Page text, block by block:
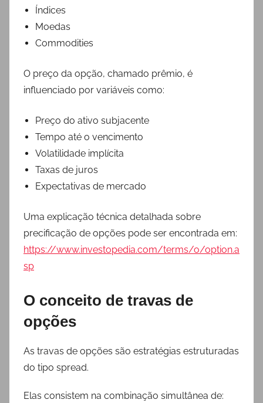
Índices
Moedas
Commodities
O preço da opção, chamado prêmio, é
influenciado por variáveis como:
Preço do ativo subjacente
Tempo até o vencimento
Volatilidade implícita
Taxas de juros
Expectativas de mercado
Uma explicação técnica detalhada sobre
precificação de opções pode ser encontrada em:
https://www.investopedia.com/terms/o/option.a
sp
O conceito de travas de
opções
As travas de opções são estratégias estruturadas
do tipo spread.
Elas consistem na combinação simultânea de: